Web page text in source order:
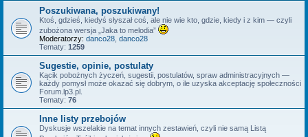
Poszukiwana, poszukiwany!
Ktoś, gdzieś, kiedyś słyszał coś, ale nie wie kto, gdzie, kiedy i z kim — czyli
zubożona wersja „Jaka to melodia”
Moderatorzy: danco28 danco28
Tematy: 1259
Sugestie, opinie, postulaty
Kącik pobożnych życzeń, sugestii, postulatów, spraw administracyjnych —
każdy pomysł może okazać się dobrym, o ile uzyska akceptację społeczności
Forum.lp3.pl.
Tematy: 76
Inne listy przebojów
Dyskusje wszelakie na temat innych zestawień, czyli nie samą Listą